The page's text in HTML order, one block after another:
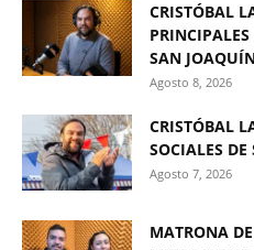
CRISTÓBAL
PRINCIPALES
SAN
Agosto 8, 2026
CRISTÓBAL
SOCIALES
Agosto 7, 2026
MATRONA